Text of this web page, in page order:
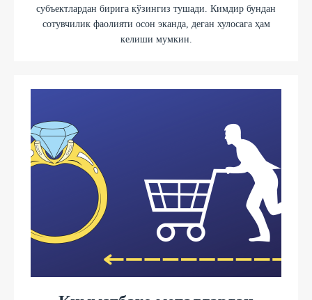
субъектлардан бирига кўзингиз тушади. Кимдир бундан
сотувчилик фаолияти осон эканда, деган хулосага ҳам
келиши мумкин.